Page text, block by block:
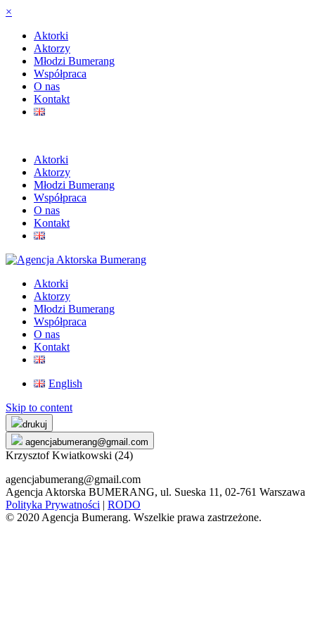
×
Aktorki
Aktorzy
Młodzi Bumerang
Współpraca
O nas
Kontakt
Aktorki
Aktorzy
Młodzi Bumerang
Współpraca
O nas
Kontakt
Aktorki
Aktorzy
Młodzi Bumerang
Współpraca
O nas
Kontakt
English
Skip to content
drukuj
agencjabumerang@gmail.com
Krzysztof Kwiatkowski (24)
agencjabumerang@gmail.com
Agencja Aktorska BUMERANG, ul. Sueska 11, 02-761 Warszawa
Polityka Prywatności | RODO
© 2020 Agencja Bumerang. Wszelkie prawa zastrzeżone.